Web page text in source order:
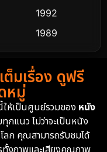
4
93
1992
1989
1985
1981
มเรื่อง ดูฟรี
หมู่
ห้เป็นศูนย์รวมของ หนัง
กแนว ไม่ว่าจะเป็นหนัง
ลก คุณสามารถรับชมได้